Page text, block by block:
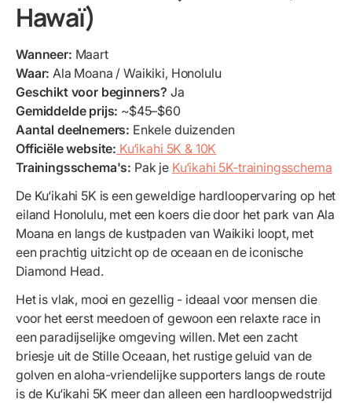
Hawaï)
Wanneer: Maart
Waar: Ala Moana / Waikiki, Honolulu
Geschikt voor beginners? Ja
Gemiddelde prijs: ~$45–$60
Aantal deelnemers: Enkele duizenden
Officiële website: Ku‘ikahi 5K & 10K
Trainingsschema's: Pak je Ku‘ikahi 5K-trainingsschema
De Ku‘ikahi 5K is een geweldige hardloopervaring op het
eiland Honolulu, met een koers die door het park van Ala
Moana en langs de kustpaden van Waikiki loopt, met
een prachtig uitzicht op de oceaan en de iconische
Diamond Head.
Het is vlak, mooi en gezellig - ideaal voor mensen die
voor het eerst meedoen of gewoon een relaxte race in
een paradijselijke omgeving willen. Met een zacht
briesje uit de Stille Oceaan, het rustige geluid van de
golven en aloha-vriendelijke supporters langs de route
is de Ku‘ikahi 5K meer dan alleen een hardloopwedstrijd